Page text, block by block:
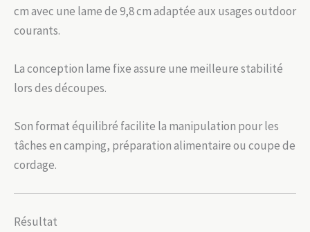
cm avec une lame de 9,8 cm adaptée aux usages outdoor
courants.
La conception lame fixe assure une meilleure stabilité
lors des découpes.
Son format équilibré facilite la manipulation pour les
tâches en camping, préparation alimentaire ou coupe de
cordage.
Résultat